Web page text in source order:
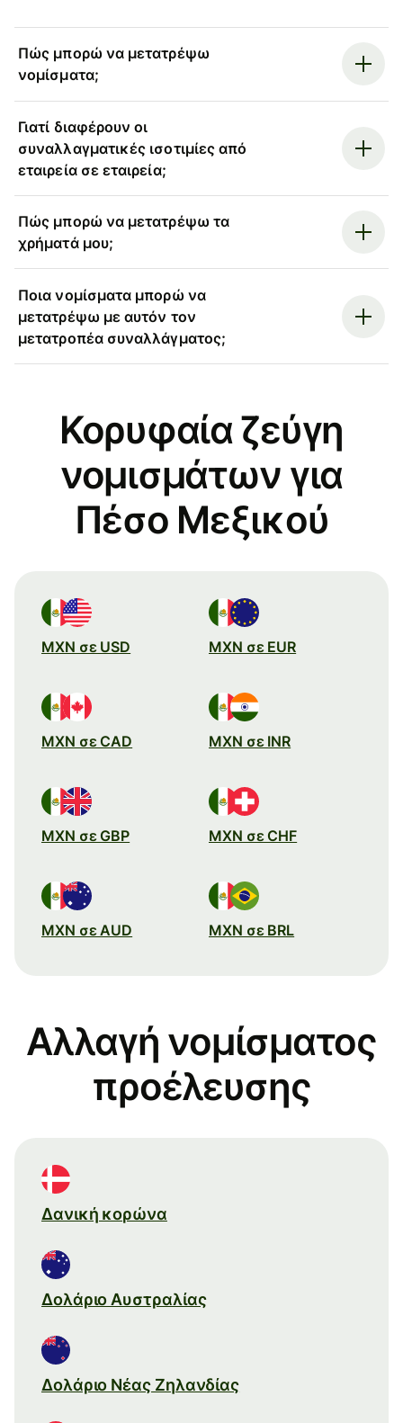
Πώς μπορώ να μετατρέψω
νομίσματα;
Γιατί διαφέρουν οι
συναλλαγματικές ισοτιμίες από
εταιρεία σε εταιρεία;
Πώς μπορώ να μετατρέψω τα
χρήματά μου;
Ποια νομίσματα μπορώ να
μετατρέψω με αυτόν τον
μετατροπέα συναλλάγματος;
Κορυφαία ζεύγη
νομισμάτων για
Πέσο Μεξικού
MXN σε USD MXN σε EUR
MXN σε CAD MXN σε INR
MXN σε GBP MXN σε CHF
MXN σε AUD MXN σε BRL
Αλλαγή νομίσματος
προέλευσης
Δανική κορώνα
Δολάριο Αυστραλίας
Δολάριο Νέας Ζηλανδίας